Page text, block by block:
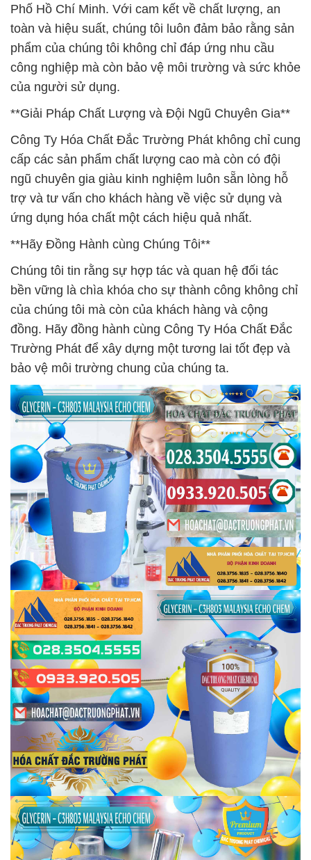
Phố Hồ Chí Minh. Với cam kết về chất lượng, an
toàn và hiệu suất, chúng tôi luôn đảm bảo rằng sản
phẩm của chúng tôi không chỉ đáp ứng nhu cầu
công nghiệp mà còn bảo vệ môi trường và sức khỏe
của người sử dụng.
**Giải Pháp Chất Lượng và Đội Ngũ Chuyên Gia**
Công Ty Hóa Chất Đắc Trường Phát không chỉ cung
cấp các sản phẩm chất lượng cao mà còn có đội
ngũ chuyên gia giàu kinh nghiệm luôn sẵn lòng hỗ
trợ và tư vấn cho khách hàng về việc sử dụng và
ứng dụng hóa chất một cách hiệu quả nhất.
**Hãy Đồng Hành cùng Chúng Tôi**
Chúng tôi tin rằng sự hợp tác và quan hệ đối tác
bền vững là chìa khóa cho sự thành công không chỉ
của chúng tôi mà còn của khách hàng và cộng
đồng. Hãy đồng hành cùng Công Ty Hóa Chất Đắc
Trường Phát để xây dựng một tương lai tốt đẹp và
bảo vệ môi trường chung của chúng ta.